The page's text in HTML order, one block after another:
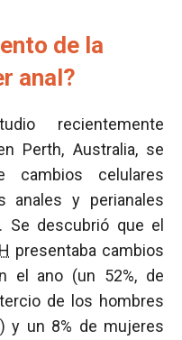
de la
anal?
recientemente
Perth, Australia, se
cambios celulares
anales y perianales
Se descubrió que el
presentaba cambios
el ano (un 52%, de
de los hombres
y un 8% de mujeres